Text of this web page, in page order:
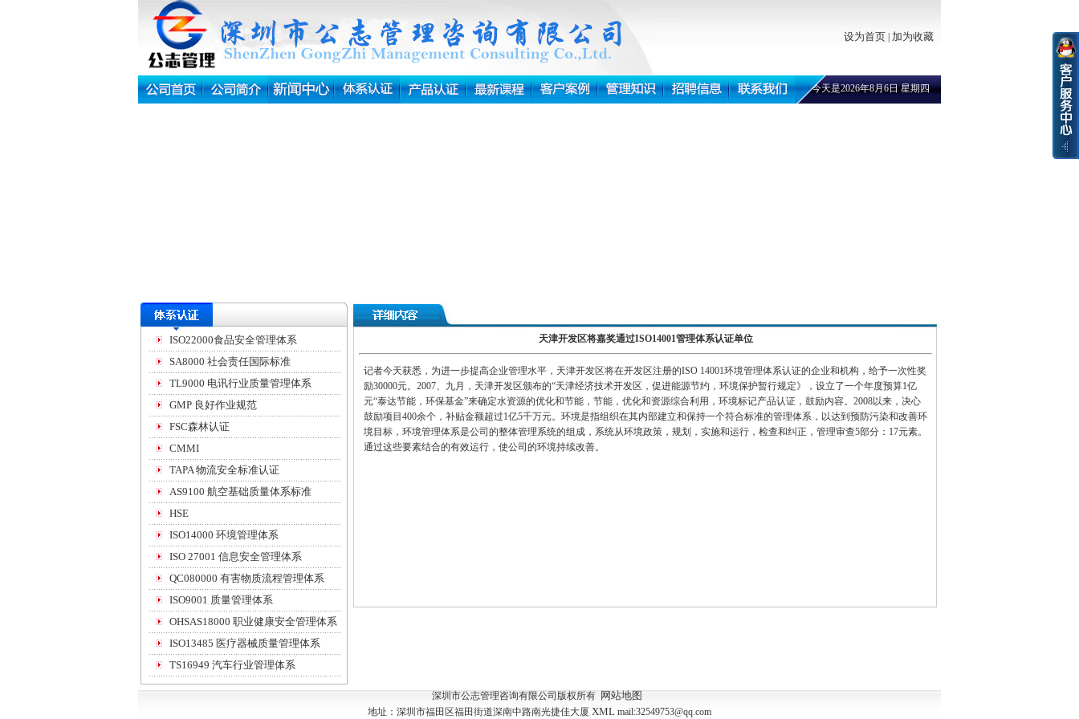
设为首页 加为收藏
今天是2026年8月6日 星期四
ISO22000食品安全管理体系
SA8000 社会责任国际标准
TL9000 电讯行业质量管理体系
GMP 良好作业规范
FSC森林认证
CMMI
TAPA 物流安全标准认证
AS9100 航空基础质量体系标准
HSE
ISO14000 环境管理体系
ISO 27001 信息安全管理体系
QC080000 有害物质流程管理体系
ISO9001 质量管理体系
OHSAS18000 职业健康安全管理体系
ISO13485 医疗器械质量管理体系
TS16949 汽车行业管理体系
天津开发区将嘉奖通过ISO14001管理体系认证单位
记者今天获悉 ， 为进一步提高企业管理水平 ， 天津开发区将在开发区注册的ISO 14001环境管理体系认证的企业和机构 ， 给予一次性奖
励30000元。 2007、九月 ， 天津开发区颁布的“天津经济技术开发区， 促进能源节约 ， 环境保护暂行规定》 ， 设立了一个年度预算1亿
元“泰达节能 ， 环保基金”来确定水资源的优化和节能， 节能 ， 优化和资源综合利用 ， 环境标记产品认证， 鼓励内容。 2008以来， 决心
鼓励项目400余个 ， 补贴金额超过1亿5千万元。 环境是指组织在其内部建立和保持一个符合标准的管理体系 ， 以达到 预防污染和改善环
境目标 ， 环境管理体系是公司的整体管理系统的组成 ， 系统从环境政策 ， 规划 ， 实施和运行， 检查和纠正 ， 管理审查5部分 ： 17元素。
通过这些要素结合的有效运行， 使公司的环境持续改善。
深圳市公志管理咨询有限公司版权所有 网站地图
地址：深圳市福田区福田街道深南中路南光捷佳大厦 XML mail:32549753@qq.com